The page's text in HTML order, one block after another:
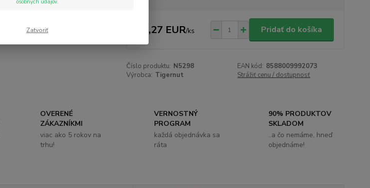
13,27 EUR/ks Pridať do košíka
Číslo produktu: N5298 EAN kód: 8588009992073
Výrobca: Tigernut Strážiť cenu / dostupnosť
OVERENÉ
ZÁKAZNÍKMI
viac ako 5 rokov na
trhu!
VERNOSTNÝ
PROGRAM
každá objednávka sa
ráta
90% PRODUKTOV
SKLADOM
..a čo nemáme, hneď
objednáme!
osobných údajov.
Zatvoriť